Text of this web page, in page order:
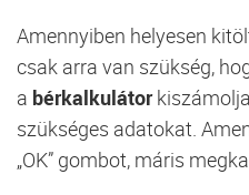
Amennyiben helyesen
csak arra van szükség,
a bérkalkulátor
szükséges adatokat.
„OK” gombot, máris